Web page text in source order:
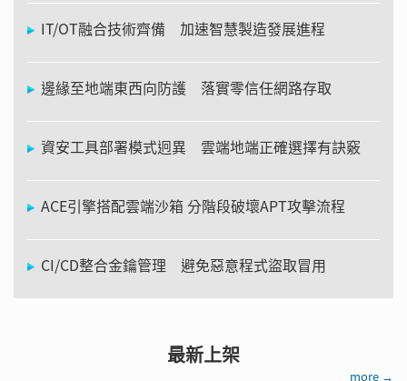
IT/OT融合技術齊備 加速智慧製造發展進程
邊緣至地端東西向防護 落實零信任網路存取
資安工具部署模式迥異 雲端地端正確選擇有訣竅
ACE引擎搭配雲端沙箱 分階段破壞APT攻擊流程
CI/CD整合金鑰管理 避免惡意程式盜取冒用
最新上架
more →